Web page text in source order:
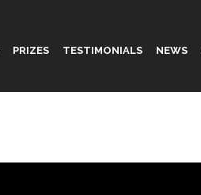
PRIZES TESTIMONIALS NEWS